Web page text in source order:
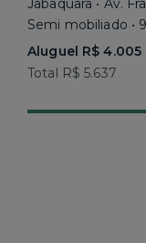
Jabaquara • Av.
Semi mobiliado •
Aluguel R$ 4.005
Total R$ 5.637